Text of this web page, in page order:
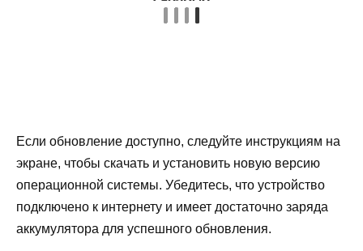
Если обновление доступно, следуйте инструкциям на
экране, чтобы скачать и установить новую версию
операционной системы. Убедитесь, что устройство
подключено к интернету и имеет достаточно заряда
аккумулятора для успешного обновления.